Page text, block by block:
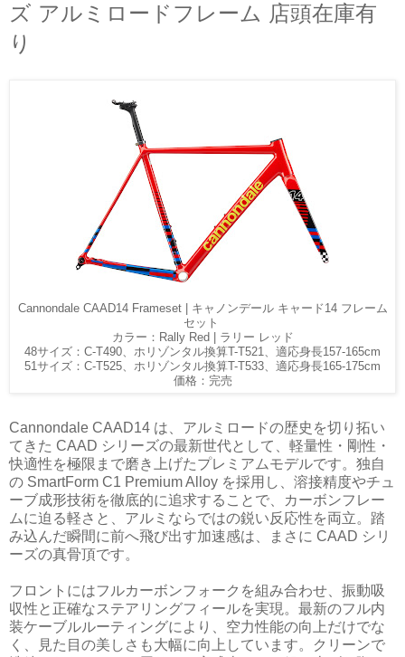
ズ アルミロードフレーム 店頭在庫有
り
Cannondale CAAD14 Frameset | キャノンデール キャード14 フレーム
セット
カラー：Rally Red | ラリー レッド
48サイズ：C-T490、ホリゾンタル換算T-T521、適応身長157-165cm
51サイズ：C-T525、ホリゾンタル換算T-T533、適応身長165-175cm
価格：完売
Cannondale CAAD14 は、アルミロードの歴史を切り拓い
てきた CAAD シリーズの最新世代として、軽量性・剛性・
快適性を極限まで磨き上げたプレミアムモデルです。独自
の SmartForm C1 Premium Alloy を採用し、溶接精度やチュ
ーブ成形技術を徹底的に追求することで、カーボンフレー
ムに迫る軽さと、アルミならではの鋭い反応性を両立。踏
み込んだ瞬間に前へ飛び出す加速感は、まさに CAAD シリ
ーズの真骨頂です。
フロントにはフルカーボンフォークを組み合わせ、振動吸
収性と正確なステアリングフィールを実現。最新のフル内
装ケーブルルーティングにより、空力性能の向上だけでな
く、見た目の美しさも大幅に向上しています。クリーンで